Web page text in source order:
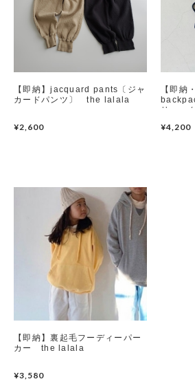
Tops
Bottoms
Set up / Salopette /
Hat / Cap
Socks
Shoes
Bag
【即納】jacquard pants〔ジャ
カードパンツ〕 the lalala
¥2,600
【即納
リュッ
¥4,200
【即納】裏起毛フーディーパー
カー the lalala
¥3,580